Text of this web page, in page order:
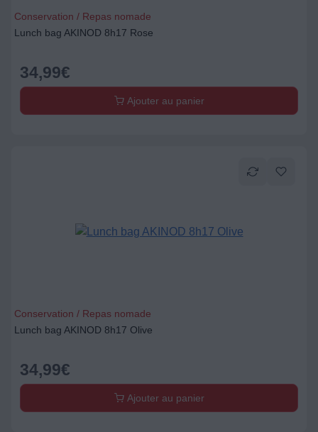
Conservation / Repas nomade
Lunch bag AKINOD 8h17 Rose
34,99€
Ajouter au panier
Conservation / Repas nomade
Lunch bag AKINOD 8h17 Olive
34,99€
Ajouter au panier